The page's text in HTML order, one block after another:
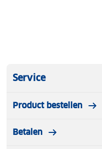
Service
Product bestellen
Betalen